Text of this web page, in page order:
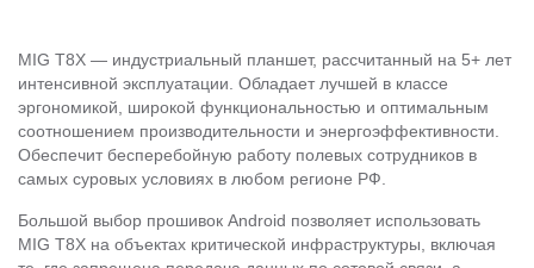
MIG T8X — индустриальный планшет, рассчитанный на 5+ лет
интенсивной эксплуатации. Обладает лучшей в классе
эргономикой, широкой функциональностью и оптимальным
соотношением производительности и энергоэффективности.
Обеспечит бесперебойную работу полевых сотрудников в
самых суровых условиях в любом регионе РФ.
Большой выбор прошивок Android позволяет использовать
MIG T8X на объектах критической инфраструктуры, включая